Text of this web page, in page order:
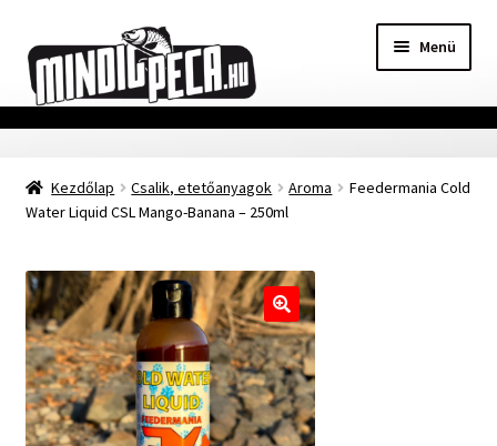
a
navigációhoz
a
tartalomba
Menü
Főoldal
Adatvédelmi nyilatkozat
Szállítási Információ
Kapcsolat
Márkák
Kezdőlap Csalik, etetőanyagok Aroma
Feedermania Cold
Water Liquid CSL Mango-Banana – 250ml
🔍